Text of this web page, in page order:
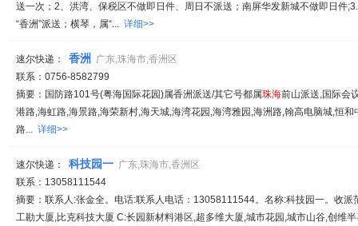
送一次；2、洪湾、保税区不做即日件、周日不派送；南屏华发新城不做即日件
“香洲”派送；横琴，属“... 详细>>
速尔快递： 香洲
广东,珠海市,香洲区
联系：0756-8582799
摘要：国防路101号(粤海国际花园)属香洲派送/其它号都属珠海前山派送,国际会
港路,海虹路,海景路,海荣新村,海天城,海湾花园,海湾雅园,海洲路,翰高电脑城,恒
路... 详细>>
速尔快递： 科技园一 广东,珠海市,香洲区
联系：13058111544
摘要：联系人:张金全。电话:联系人电话：13058111544。名称:科技园一。收派
工勘大厦,比克科技大厦 C:长园新材料港区,超多维大厦,城市花园,城市山谷,创维